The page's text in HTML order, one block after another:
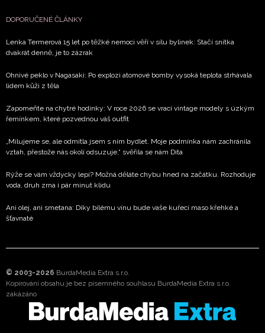
DOPORUČENÉ ČLÁNKY
Lenka Termerová 15 let po těžké nemoci věří v sílu bylinek: Stačí snítka
dvakrát denně, je to zázrak
Ohnivé peklo v Nagasaki: Po explozi atomové bomby vysoká teplota strhávala
lidem kůži z těla
Zapomeňte na chytré hodinky: V roce 2026 se vrací vintage modely s úzkým
řemínkem, které pozvednou váš outfit
„Milujeme se, ale odmítla jsem s ním bydlet. Moje podmínka nám zachránila
vztah, přestože nás okolí odsuzuje,“ svěřila se nám Dita
Rýže se vám vždycky lepí? Možná děláte chybu hned na začátku. Rozhoduje
voda, druh zrna i pár minut klidu
Ani olej, ani smetana: Díky bílému vínu bude vaše kuřecí maso křehké a
šťavnaté
© 2003-2026 BurdaMedia Extra s.r.o.
Kopírování obsahu je bez písemného souhlasu BurdaMedia Extra s.r.o.
zakázáno